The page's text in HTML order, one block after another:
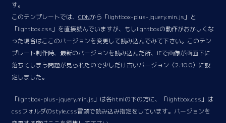
す。
このテンプレートでは、 CDNから「lightbox-plus-jquery.min.js」と
「lightbox.css」を直接読んでいますが、もしlightboxの動作がおかしくな
った場合はここのバージョンを変更して読み込んでみて下さい。このテン
プレート制作時、最新のバージョンを読み込んだ所、IEで画像が画面下に
落ちてしまう問題が見られたので少しだけ古いバージョン（2.10.0）に設
定しました。
「lightbox-plus-jquery.min.js」は各htmlの下の方に、「lightbox.css」は
cssフォルダのstyle.css冒頭で読み込み指定をしています。バージョンを